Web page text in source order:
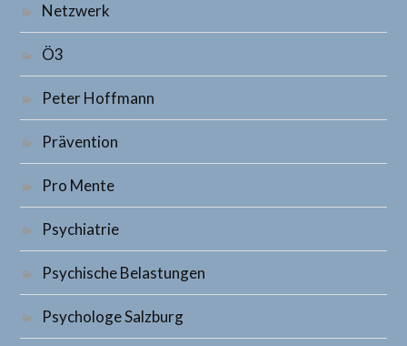
Netzwerk
Ö3
Peter Hoffmann
Prävention
Pro Mente
Psychiatrie
Psychische Belastungen
Psychologe Salzburg